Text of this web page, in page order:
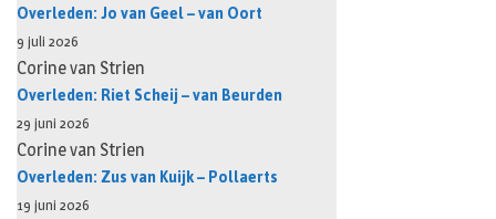
Overleden: Jo van Geel – van Oort
9 juli 2026
Corine van Strien
Overleden: Riet Scheij – van Beurden
29 juni 2026
Corine van Strien
Overleden: Zus van Kuijk – Pollaerts
19 juni 2026